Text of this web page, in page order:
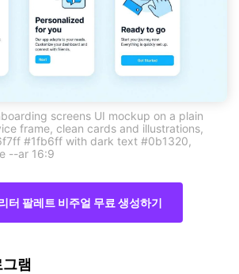
screens UI mockup on a plain
frame, clean cards and illustrations,
#1fb6ff with dark text #0b1320,
--ar 16:9
터 팔레트 비주얼 무료 생성하기
램